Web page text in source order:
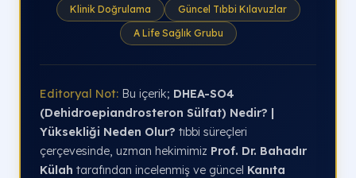
Klinik Doğrulama
Güncel Tıbbi Kılavuzlar
A Life Sağlık Grubu
Editoryal Not: Bu içerik; DHEA-SO4
(Dehidroepiandrosteron Sülfat) Nedir? |
Yüksekliği Neden Olur? tıbbi süreçleri
çerçevesinde, uzman hekimimiz Prof. Dr. Bahadır
Külah tarafından incelenmiş ve güncel Kanıta